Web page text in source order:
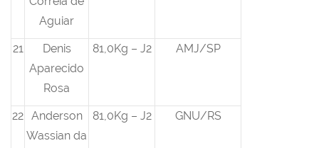
Aguiar
21
Denis
Aparecido
Rosa
81,0Kg – J2 AMJ/SP
22 Anderson
Wassian da
81,0Kg – J2 GNU/RS